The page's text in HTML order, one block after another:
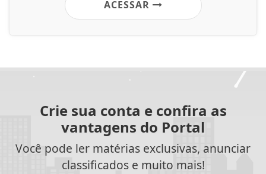
ACESSAR
Crie sua conta e confira as
vantagens do Portal
Você pode ler matérias exclusivas, anunciar
classificados e muito mais!